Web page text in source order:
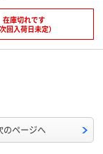
在庫切れです
次回入荷日未定）
のページへ